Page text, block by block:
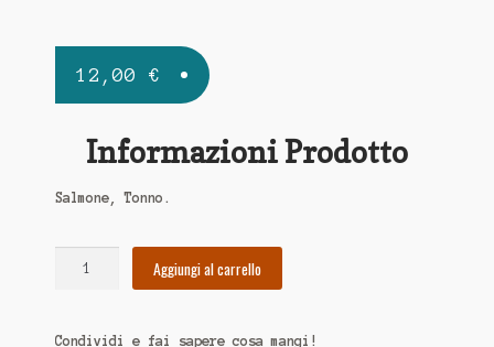
12,00 €
Informazioni Prodotto
Salmone, Tonno.
Aggiungi al carrello
Condividi e fai sapere cosa mangi!